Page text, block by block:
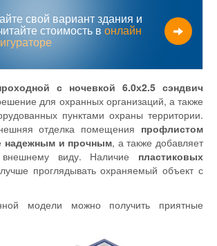
свой вариант здания и
стоимость в онлайн
с ночевкой 6.0х2.5 сэндвич
для охранных организаций, а также
пунктами охраны территории.
отделка помещения профлистом
надежным и прочным, а также добавляет
внешнему виду. Наличие пластиковых
проглядывать охраняемый объект с
модели можно получить приятные